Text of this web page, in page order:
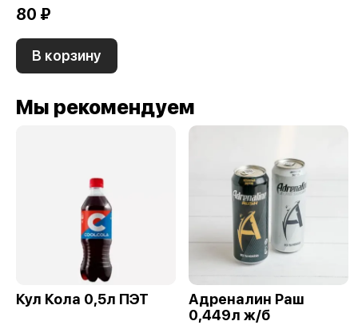
80 ₽
В корзину
Мы рекомендуем
Кул Кола 0,5л ПЭТ
Адреналин Раш
0,449л ж/б